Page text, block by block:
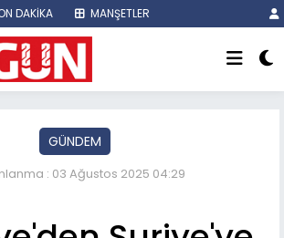
DAKİKA MANŞETLER
GÜNDEM
: 03 Ağustos 2025 04:29